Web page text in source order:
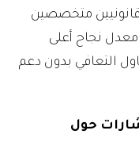
متخصصين
معدل نجاح أعلى
تحاول التعافي بدون دعم
حول